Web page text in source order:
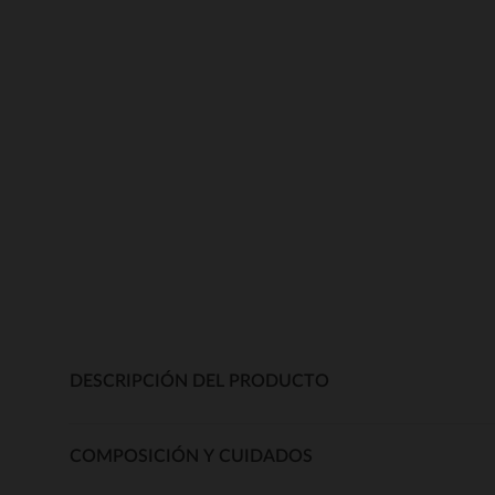
DESCRIPCIÓN DEL PRODUCTO
COMPOSICIÓN Y CUIDADOS